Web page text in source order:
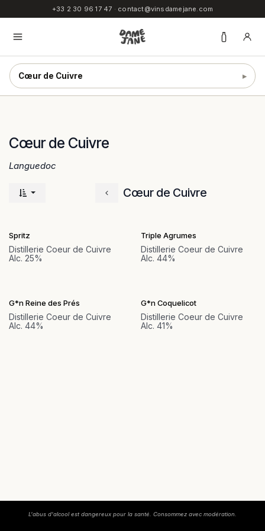
+33 2 30 96 17 47 · contact@vinsdamejane.com
Cœur de Cuivre ▸
Cœur de Cuivre
Languedoc
Cœur de Cuivre
Spritz
Distillerie Coeur de Cuivre
Alc. 25%
Triple Agrumes
Distillerie Coeur de Cuivre
Alc. 44%
G*n Reine des Prés
Distillerie Coeur de Cuivre
Alc. 44%
G*n Coquelicot
Distillerie Coeur de Cuivre
Alc. 41%
L'abus d'alcool est dangereux pour la santé. Consommez avec modération.